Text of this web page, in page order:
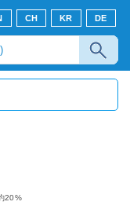
CH KR DE
20%